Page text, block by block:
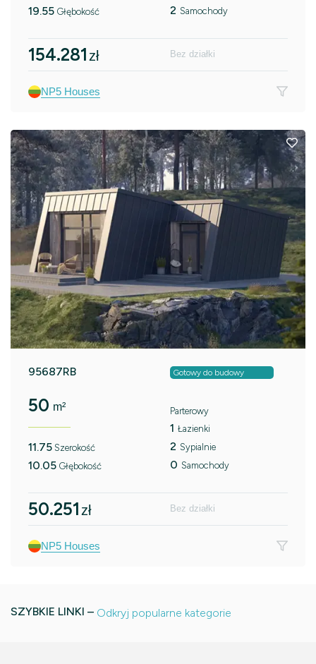
19.55 Głębokość 2 Samochody
154.281 zł Bez działki
NP5 Houses
95687RB Gotowy do budowy
50 m²
11.75 Szerokość
10.05 Głębokość
Parterowy
1 Łazienki
2 Sypialnie
0 Samochody
50.251 zł Bez działki
NP5 Houses
SZYBKIE LINKI – Odkryj popularne kategorie